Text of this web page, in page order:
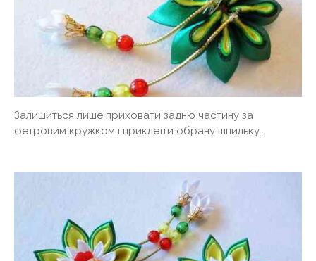
Залишиться лише приховати задню частину за
фетровим кружком і приклеїти обрану шпильку.